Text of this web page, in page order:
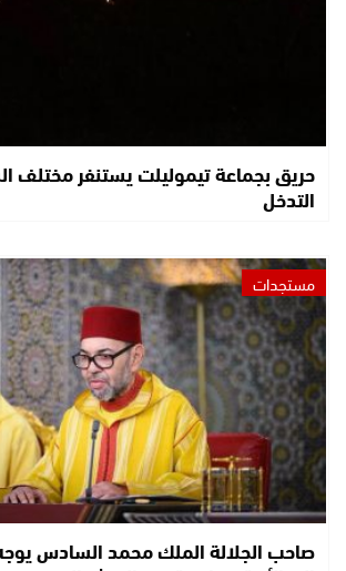
حريق بجماعة تيموليلت يستنفر
التدخل
مستجدات
صاحب الجلالة الملك محمد السادس